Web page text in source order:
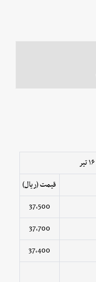
قیمت (ریال)
37,500
37,700
37,400